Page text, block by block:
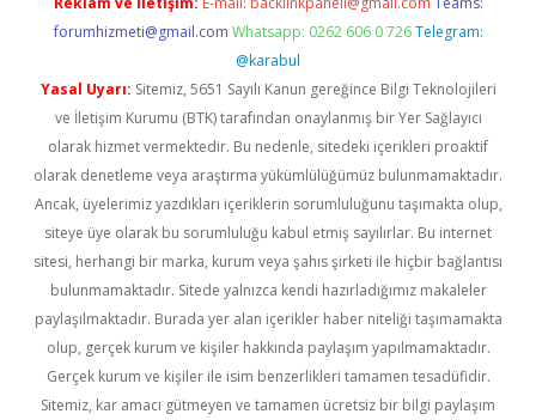
forumhizmeti@gmail.com Whatsapp: 0262 606 0 726 Telegram:
@karabul
Yasal Uyarı: Sitemiz, 5651 Sayılı Kanun gereğince Bilgi Teknolojileri
ve İletişim Kurumu (BTK) tarafından onaylanmış bir Yer Sağlayıcı
olarak hizmet vermektedir. Bu nedenle, sitedeki içerikleri proaktif
olarak denetleme veya araştırma yükümlülüğümüz bulunmamaktadır.
Ancak, üyelerimiz yazdıkları içeriklerin sorumluluğunu taşımakta olup,
siteye üye olarak bu sorumluluğu kabul etmiş sayılırlar. Bu internet
sitesi, herhangi bir marka, kurum veya şahıs şirketi ile hiçbir bağlantısı
bulunmamaktadır. Sitede yalnızca kendi hazırladığımız makaleler
paylaşılmaktadır. Burada yer alan içerikler haber niteliği taşımamakta
olup, gerçek kurum ve kişiler hakkında paylaşım yapılmamaktadır.
Gerçek kurum ve kişiler ile isim benzerlikleri tamamen tesadüfidir.
Sitemiz, kar amacı gütmeyen ve tamamen ücretsiz bir bilgi paylaşım